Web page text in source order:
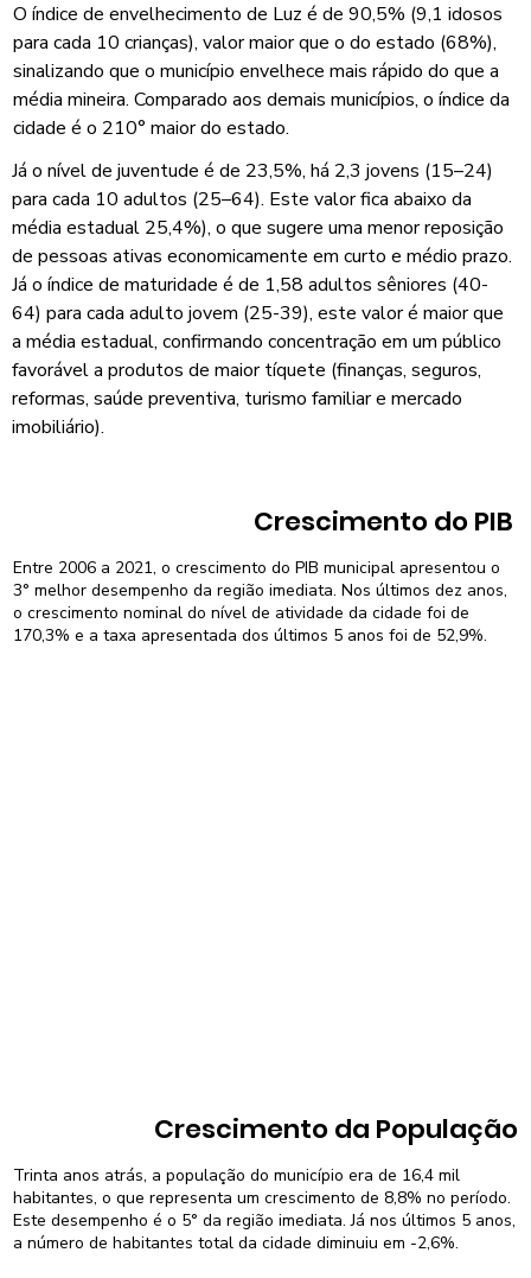
O índice de envelhecimento de Luz é de 90,5% (9,1 idosos
para cada 10 crianças), valor maior que o do estado (68%),
sinalizando que o município envelhece mais rápido do que a
média mineira. Comparado aos demais municípios, o índice da
cidade é o 210° maior do estado.
Já o nível de juventude é de 23,5%, há 2,3 jovens (15–24)
para cada 10 adultos (25–64). Este valor fica abaixo da
média estadual 25,4%), o que sugere uma menor reposição
de pessoas ativas economicamente em curto e médio prazo.
Já o índice de maturidade é de 1,58 adultos sêniores (40-
64) para cada adulto jovem (25-39), este valor é maior que
a média estadual, confirmando concentração em um público
favorável a produtos de maior tíquete (finanças, seguros,
reformas, saúde preventiva, turismo familiar e mercado
imobiliário).
Crescimento da População
Trinta anos atrás, a população do município era de 16,4 mil
habitantes, o que representa um crescimento de 8,8% no período.
Este desempenho é o 5° da região imediata. Já nos últimos 5 anos,
a número de habitantes total da cidade diminuiu em -2,6%.
Crescimento do PIB
Entre 2006 a 2021, o crescimento do PIB municipal apresentou o
3° melhor desempenho da região imediata. Nos últimos dez anos,
o crescimento nominal do nível de atividade da cidade foi de
170,3% e a taxa apresentada dos últimos 5 anos foi de 52,9%.